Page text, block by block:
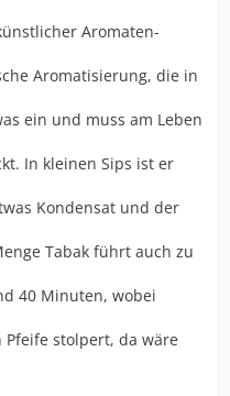
Aromaten-
Aromatisierung, die in
ein und muss am Leben
In kleinen Sips ist er
Kondensat und der
Tabak führt auch zu
40 Minuten, wobei
stolpert, da wäre